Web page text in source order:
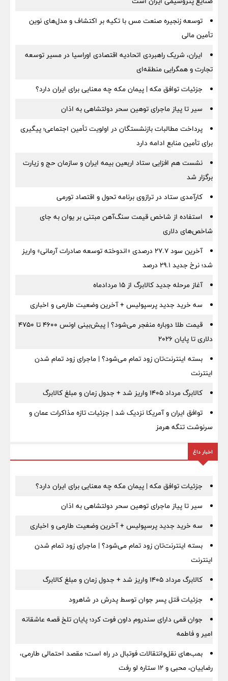
توسعه زنجیره صنعت مس با تکیه بر اکتشاف و مدل‌های نوین
تأمین مالی
ایران، شریک راهبردی اتحادیه اقتصادی اوراسیا در مسیر توسعه
تجارت و همگرایی منطقه‌ای
جزئیات توافق مکه | پیمان مکه چه معنایی برای ایران دارد؟
سیر تا پیاز ماجرای توهین سحر دولتشاهی به اذان
پرداخت مطالبات بازنشستگان در اولویت تأمین اجتماعی؛ پیگیری
برای تأمین منابع ادامه دارد
نشست هم افزایی ستاد اربعین بیمه ایران و سازمان حج و زیارت
برگزار شد
کارآمدی ستاد در ترازوی برنامه تحول و اقتصاد تورمی
استفاده از شاخص قیمت سنگ‌آهن مبتنی بر یوان به جای
شاخص‌های دلاری
آخرین سود ۲۷.۷ درصدی «اندوخته توسعه صادرات آرمانی» واریز
شد؛ نرخ جدید ۲۹.۱ درصد
آغاز مرحله جدید کالابرگ از ۱۵ مردادماه
سه خرید جدید پرسپولیس + آخرین وضعیت طارمی و اخباری
قیمت طلا دوباره منفجر می‌شود؟ | پیش‌بینی اونس ۴۶۰۰ تا ۴۷۵۰
دلاری تا پایان ۲۰۲۶
بسته اینترنت‌تان زود تمام می‌شود؟ | ماجرای زود تمام شدن
اینترنت
کالابرگ مرداد ۱۴۰۵ واریز شد + جدول زمان و مبلغ کالابرگ
توافق ایران و آمریکا نزدیک شد | جزئیات تازه مذاکرات عمان و
سرنوشت تنگه هرمز
اخبار داغ
جزئیات توافق مکه | پیمان مکه چه معنایی برای ایران دارد؟
سیر تا پیاز ماجرای توهین سحر دولتشاهی به اذان
سه خرید جدید پرسپولیس + آخرین وضعیت طارمی و اخباری
بسته اینترنت‌تان زود تمام می‌شود؟ | ماجرای زود تمام شدن
اینترنت
کالابرگ مرداد ۱۴۰۵ واریز شد + جدول زمان و مبلغ کالابرگ
جزئیات قتل پسر جوان توسط پدرش در شاهرود
جوان قمی دارای سندروم داون فوت کرد؛ پایان تلخ قصه عاشقانه
امیر و فاطمه
بمب‌های نقل‌وانتقالات فوتبال در راه است؛ مقصد احتمالی طارمی،
رضاییان، محبی و ۱۲ ستاره لو رفت